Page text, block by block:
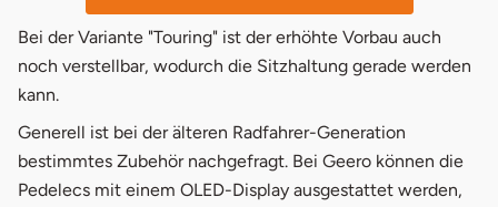
Bei der Variante "Touring" ist der erhöhte Vorbau auch
noch verstellbar, wodurch die Sitzhaltung gerade werden
kann.
Generell ist bei der älteren Radfahrer-Generation
bestimmtes Zubehör nachgefragt. Bei Geero können die
Pedelecs mit einem OLED-Display ausgestattet werden,